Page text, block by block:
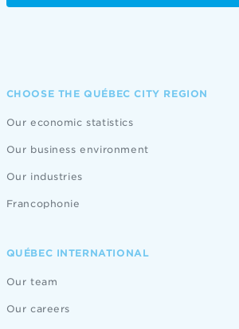
CHOOSE THE QUÉBEC CITY REGION
Our economic statistics
Our business environment
Our industries
Francophonie
QUÉBEC INTERNATIONAL
Our team
Our careers